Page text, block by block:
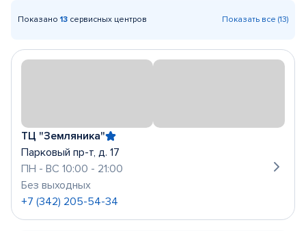
Показано 13 сервисных центров Показать все (13)
ТЦ "Земляника"
Парковый пр-т, д. 17
ПН - ВС 10:00 - 21:00
Без выходных
+7 (342) 205-54-34